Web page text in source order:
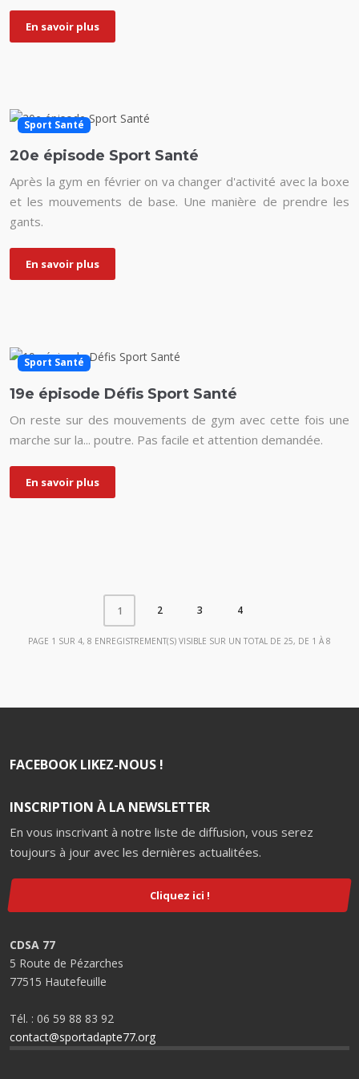
En savoir plus
Sport Santé
20e épisode Sport Santé
Après la gym en février on va changer d'activité avec la boxe
et les mouvements de base. Une manière de prendre les
gants.
En savoir plus
Sport Santé
19e épisode Défis Sport Santé
On reste sur des mouvements de gym avec cette fois une
marche sur la... poutre. Pas facile et attention demandée.
En savoir plus
1 2 3 4
PAGE 1 SUR 4, 8 ENREGISTREMENT(S) VISIBLE SUR UN TOTAL DE 25, DE 1 À 8
FACEBOOK LIKEZ-NOUS !
INSCRIPTION À LA NEWSLETTER
En vous inscrivant à notre liste de diffusion, vous serez
toujours à jour avec les dernières actualitées.
Cliquez ici !
CDSA 77
5 Route de Pézarches
77515 Hautefeuille
Tél. : 06 59 88 83 92
contact@sportadapte77.org